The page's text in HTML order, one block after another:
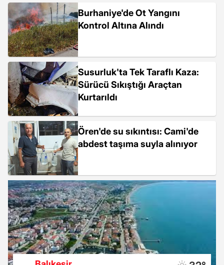
Burhaniye'de Ot Yangını
Kontrol Altına Alındı
Susurluk'ta Tek Taraflı Kaza:
Sürücü Sıkıştığı Araçtan
Kurtarıldı
Ören'de su sıkıntısı: Cami'de
abdest taşıma suyla alınıyor